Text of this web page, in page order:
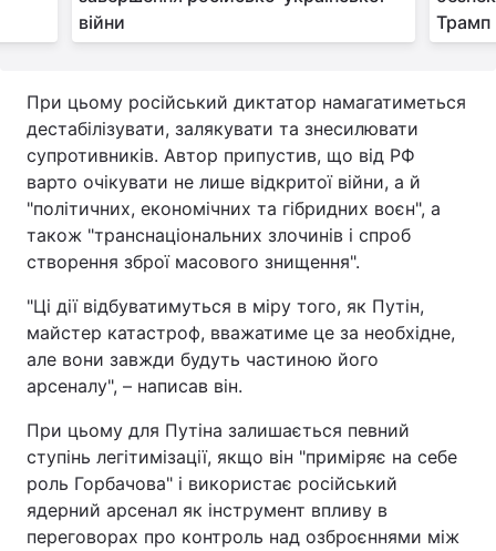
війни
Трамп
При цьому російський диктатор намагатиметься
дестабілізувати, залякувати та знесилювати
супротивників. Автор припустив, що від РФ
варто очікувати не лише відкритої війни, а й
"політичних, економічних та гібридних воєн", а
також "транснаціональних злочинів і спроб
створення зброї масового знищення".
"Ці дії відбуватимуться в міру того, як Путін,
майстер катастроф, вважатиме це за необхідне,
але вони завжди будуть частиною його
арсеналу", – написав він.
При цьому для Путіна залишається певний
ступінь легітимізації, якщо він "приміряє на себе
роль Горбачова" і використає російський
ядерний арсенал як інструмент впливу в
переговорах про контроль над озброєннями між